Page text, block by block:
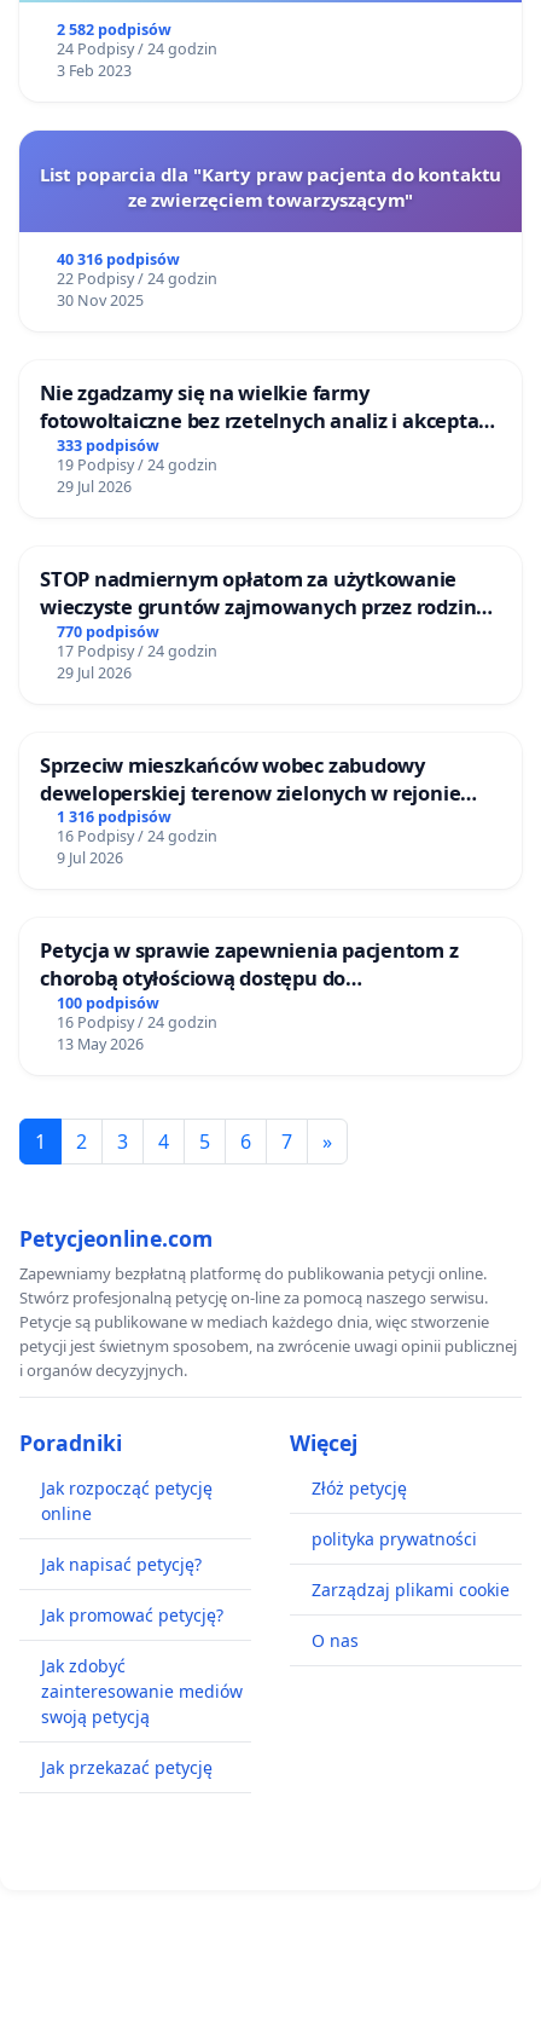
2 582 podpisów
24 Podpisy / 24 godzin
3 Feb 2023
List poparcia dla "Karty praw pacjenta do kontaktu
ze zwierzęciem towarzyszącym"
40 316 podpisów
22 Podpisy / 24 godzin
30 Nov 2025
Nie zgadzamy się na wielkie farmy
fotowoltaiczne bez rzetelnych analiz i akceptacji
mieszkańców
333 podpisów
19 Podpisy / 24 godzin
29 Jul 2026
STOP nadmiernym opłatom za użytkowanie
wieczyste gruntów zajmowanych przez rodzinne
ogrody działkowe.
770 podpisów
17 Podpisy / 24 godzin
29 Jul 2026
Sprzeciw mieszkańców wobec zabudowy
deweloperskiej terenow zielonych w rejonie
Bulwarów Straceńskich w Bielsku-Białej
1 316 podpisów
16 Podpisy / 24 godzin
9 Jul 2026
Petycja w sprawie zapewnienia pacjentom z
chorobą otyłościową dostępu do
kompleksowego leczenia oraz programów
profilaktycznych.
100 podpisów
16 Podpisy / 24 godzin
13 May 2026
1 2 3 4 5 6 7 »
Petycjeonline.com
Zapewniamy bezpłatną platformę do publikowania petycji online.
Stwórz profesjonalną petycję on-line za pomocą naszego serwisu.
Petycje są publikowane w mediach każdego dnia, więc stworzenie
petycji jest świetnym sposobem, na zwrócenie uwagi opinii publicznej
i organów decyzyjnych.
Poradniki
Jak rozpocząć petycję
online
Jak napisać petycję?
Jak promować petycję?
Jak zdobyć
zainteresowanie mediów
swoją petycją
Jak przekazać petycję
Więcej
Złóż petycję
polityka prywatności
Zarządzaj plikami cookie
O nas